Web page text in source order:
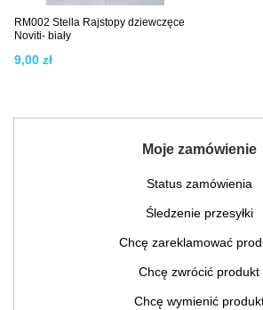
RM002 Stella Rajstopy dziewczęce
Noviti- biały
9,00 zł
Moje zamówienie
Status zamówienia
Śledzenie przesyłki
Chcę zareklamować
Chcę zwrócić produkt
Chcę wymienić